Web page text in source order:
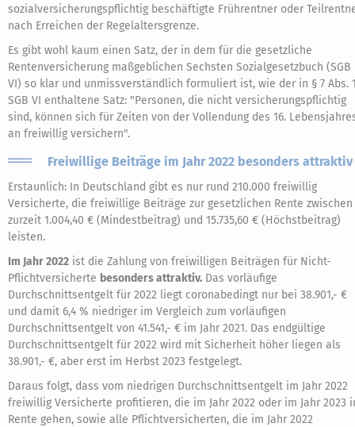
sozialversicherungspflichtig beschäftigte Frührentner oder
nach Erreichen der Regelaltersgrenze.
Es gibt wohl kaum einen Satz, der in dem für die gesetzliche
Rentenversicherung maßgeblichen Sechsten Sozialgesetzbuch (SGB
VI) so klar und unmissverständlich formuliert ist, wie der in § 7 Abs.
SGB VI enthaltene Satz: "Personen, die nicht versicherungspflichtig
sind, können sich für Zeiten von der Vollendung des 16.
an freiwillig versichern".
Freiwillige Beiträge im Jahr 2022 besonders attraktiv
Erstaunlich: In Deutschland gibt es nur rund 210.000 freiwillig
Versicherte, die freiwillige Beiträge zur gesetzlichen Rente zwischen
zurzeit 1.004,40 € (Mindestbeitrag) und 15.735,60 € (Höchstbeitrag)
leisten.
Im Jahr 2022 ist die Zahlung von freiwilligen Beiträgen für Nicht-
Pflichtversicherte besonders attraktiv. Das vorläufige
Durchschnittsentgelt für 2022 liegt coronabedingt nur bei 38.901,- €
und damit 6,4 % niedriger im Vergleich zum vorläufigen
Durchschnittsentgelt von 41.541,- € im Jahr 2021. Das endgültige
Durchschnittsentgelt für 2022 wird mit Sicherheit höher liegen als
38.901,- €, aber erst im Herbst 2023 festgelegt.
Daraus folgt, dass vom niedrigen Durchschnittsentgelt im Jahr 2022
freiwillig Versicherte profitieren, die im Jahr 2022 oder im Jahr 2023
Rente gehen, sowie alle Pflichtversicherten, die im Jahr 2022